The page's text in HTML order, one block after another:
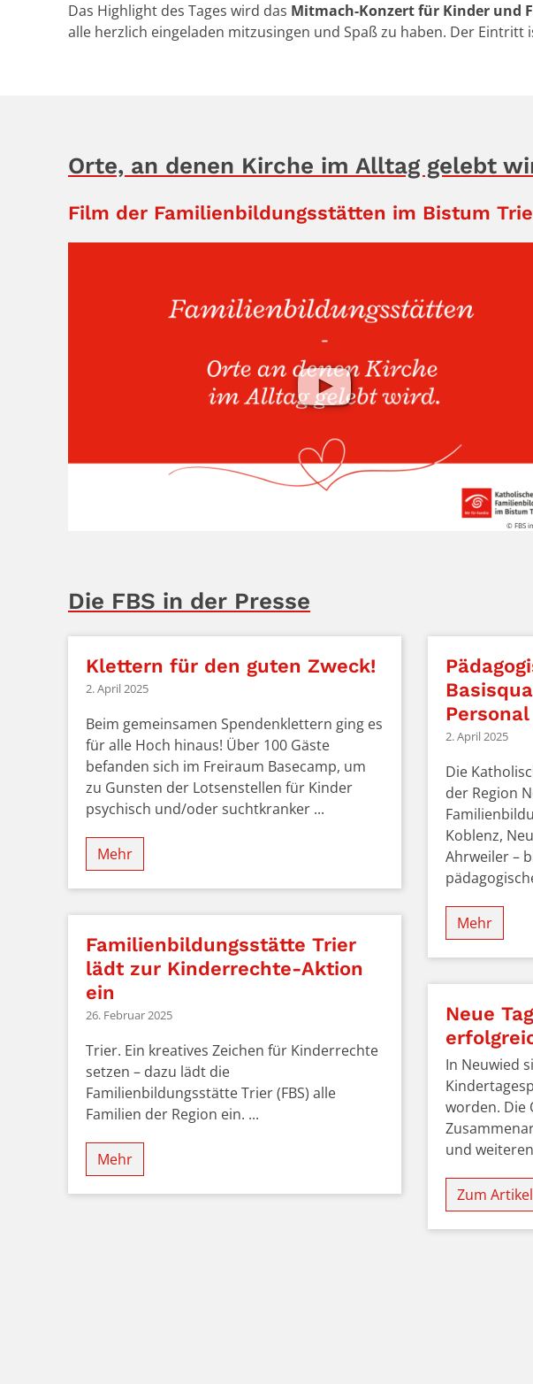
Das Highlight des Tages wird das Mitmach-Konzert für Kinder und
alle herzlich eingeladen mitzusingen und Spaß zu haben. Der
Orte, an denen Kirche im Alltag gelebt
Film der Familienbildungsstätten im Bistum
© FBS
© FBS
Die FBS in der Presse
Klettern für den guten Zweck!
2. April 2025
Beim gemeinsamen Spendenklettern ging es
für alle Hoch hinaus! Über 100 Gäste
befanden sich im Freiraum Basecamp, um
zu Gunsten der Lotsenstellen für Kinder
psychisch und/oder suchtkranker ...
Mehr
Personal
2. April 2025
Die
der Region
Koblenz,
Ahrweiler –
Mehr
Familienbildungsstätte Trier
lädt zur Kinderrechte-Aktion
ein
26. Februar 2025
Trier. Ein kreatives Zeichen für Kinderrechte
setzen – dazu lädt die
Familienbildungsstätte Trier (FBS) alle
Familien der Region ein. ...
Mehr
Neue
In Neuwied
worden. Die
und
Zum